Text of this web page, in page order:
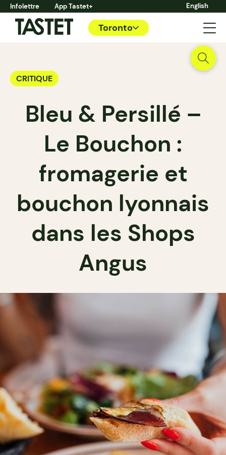
Infolettre App Tastet+ English
Toronto
CRITIQUE
Bleu & Persillé –
Le Bouchon :
fromagerie et
bouchon lyonnais
dans les Shops
Angus